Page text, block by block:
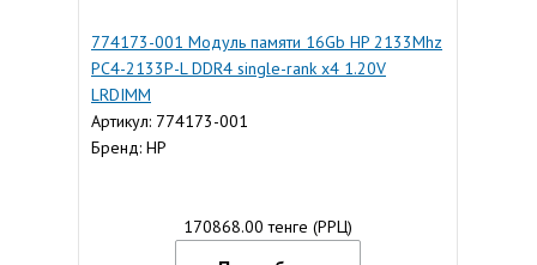
774173-001 Модуль памяти 16Gb HP 2133Mhz
PC4-2133P-L DDR4 single-rank x4 1.20V
LRDIMM
Артикул: 774173-001
Бренд: HP
170868.00 тенге (РРЦ)